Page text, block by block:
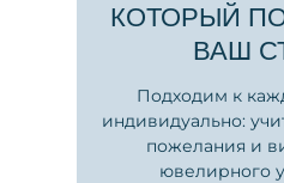
Подходим к
индивидуально:
пожелания и
ювелирного
КОТОРЫЙ
ВАШ